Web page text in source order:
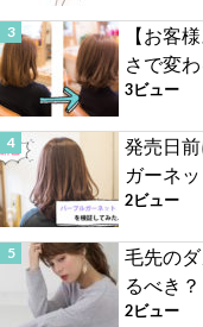
【お客
さで変わ
3ビュー
発売日
ガーネ
2ビュー
毛先の
るべき？
2ビュー